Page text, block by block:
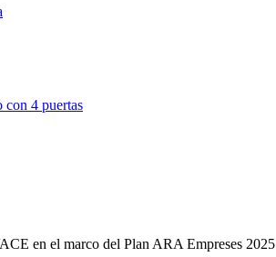
en el marco del Plan ARA Empreses 2025